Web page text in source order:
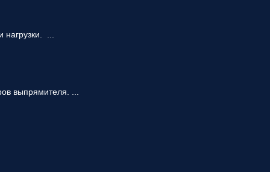
...
выпрямителя. ...